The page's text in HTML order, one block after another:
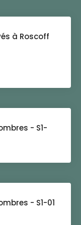
à Roscoff
- S1-
- S1-01